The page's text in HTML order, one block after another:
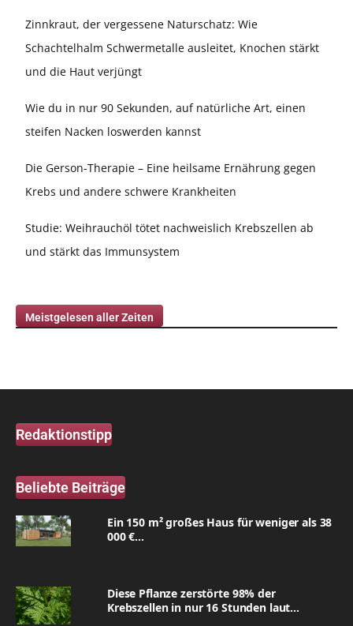
Zinnkraut, der vergessene Naturschatz: Wie
Schachtelhalm Schwermetalle ausleitet, Knochen stärkt
und die Haut verjüngt
Wie du in nur 90 Sekunden, auf natürliche Art, einen
steifen Nacken loswerden kannst
Die Gerson-Therapie – Eine heilsame Ernährung gegen
Krebs und andere schwere Krankheiten
Studie: Weihrauchöl tötet nachweislich Krebszellen ab
und stärkt das Immunsystem
Meistgelesen aller Zeiten
Redaktionstipp
Beliebte Beiträge
Ein 150 m² großes Haus für weniger als 38
000 €...
Diese Pflanze zerstörte 98% der
Krebszellen in nur 16 Stunden laut...